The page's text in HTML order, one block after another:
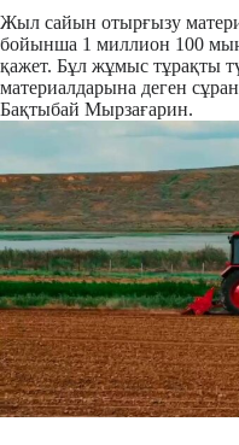
Жыл сайын отырғызу
бойынша 1 миллион 100 мың
қажет. Бұл жұмыс тұрақты
материалдарына деген
Бақтыбай Мырзағарин.